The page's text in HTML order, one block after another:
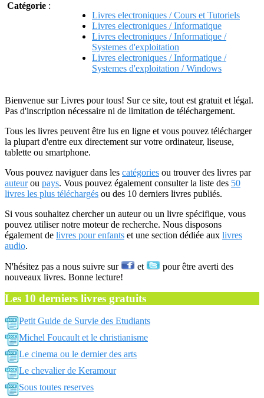
Catégorie :
Livres electroniques / Cours et Tutoriels
Livres electroniques / Informatique
Livres electroniques / Informatique /
Systemes d'exploitation
Livres electroniques / Informatique /
Systemes d'exploitation / Windows
Bienvenue sur Livres pour tous! Sur ce site, tout est gratuit et légal.
Pas d'inscription nécessaire ni de limitation de téléchargement.
Tous les livres peuvent être lus en ligne et vous pouvez télécharger
la plupart d'entre eux directement sur votre ordinateur, liseuse,
tablette ou smartphone.
Vous pouvez naviguer dans les catégories ou trouver des livres par
auteurou pays. Vous pouvez également consulter la liste des 50
livres les plus téléchargés ou des 10 derniers livres publiés.
Si vous souhaitez chercher un auteur ou un livre spécifique, vous
pouvez utiliser notre moteur de recherche. Nous disposons
également de livres pour enfants et une section dédiée aux livres
audio.
N'hésitez pas a nous suivre sur et
pour être averti des
nouveaux livres. Bonne lecture!
Les 10 derniers livres gratuits
Petit Guide de Survie des Etudiants
Michel Foucault et le christianisme
Le cinema ou le dernier des arts
Le chevalier de Keramour
Sous toutes reserves